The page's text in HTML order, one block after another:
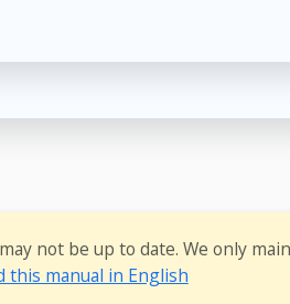
not be up to date. We only
this manual in English